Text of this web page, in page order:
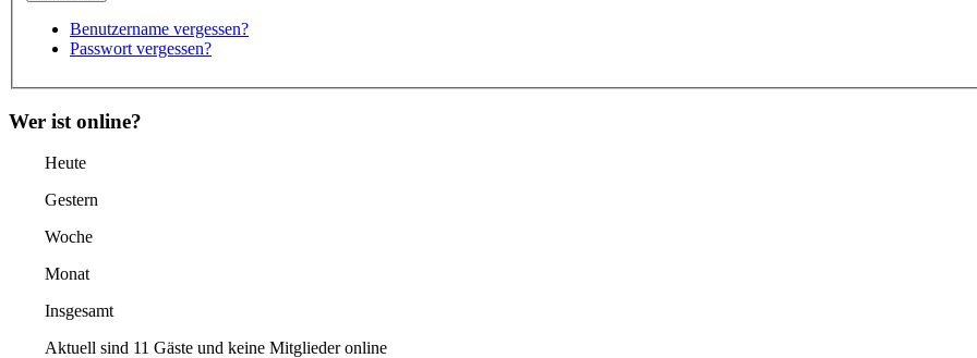
Benutzername vergessen?
Passwort vergessen?
Wer ist online?
Heute
Gestern
Woche
Monat
Insgesamt
Aktuell sind 11 Gäste und keine Mitglieder online